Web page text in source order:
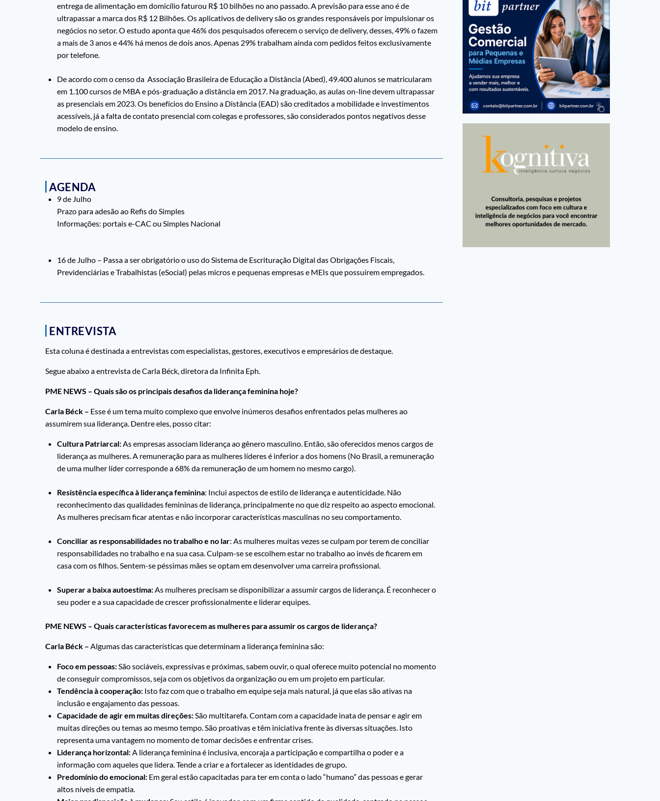
entrega de alimentação em domicílio faturou R$ 10 bilhões no ano passado. A previsão para esse ano é de
ultrapassar a marca dos R$ 12 Bilhões. Os aplicativos de delivery são os grandes responsáveis por impulsionar os
negócios no setor. O estudo aponta que 46% dos pesquisados oferecem o serviço de delivery, desses, 49% o fazem
a mais de 3 anos e 44% há menos de dois anos. Apenas 29% trabalham ainda com pedidos feitos exclusivamente
por telefone.
De acordo com o censo da Associação Brasileira de Educação a Distância (Abed), 49.400 alunos se matricularam
em 1.100 cursos de MBA e pós-graduação a distância em 2017. Na graduação, as aulas on-line devem ultrapassar
as presenciais em 2023. Os benefícios do Ensino a Distância (EAD) são creditados a mobilidade e investimentos
acessíveis, já a falta de contato presencial com colegas e professores, são considerados pontos negativos desse
modelo de ensino.
AGENDA
9 de Julho
Prazo para adesão ao Refis do Simples
Informações: portais e-CAC ou Simples Nacional
16 de Julho – Passa a ser obrigatório o uso do Sistema de Escrituração Digital das Obrigações Fiscais,
Previdenciárias e Trabalhistas (eSocial) pelas micros e pequenas empresas e MEIs que possuírem empregados.
ENTREVISTA
Esta coluna é destinada a entrevistas com especialistas, gestores, executivos e empresários de destaque.
Segue abaixo a entrevista de Carla Béck, diretora da Infinita Eph.
PME NEWS – Quais são os principais desafios da liderança feminina hoje?
Carla Béck – Esse é um tema muito complexo que envolve inúmeros desafios enfrentados pelas mulheres ao
assumirem sua liderança. Dentre eles, posso citar:
Cultura Patriarcal: As empresas associam liderança ao gênero masculino. Então, são oferecidos menos cargos de
liderança as mulheres. A remuneração para as mulheres líderes é inferior a dos homens (No Brasil, a remuneração
de uma mulher líder corresponde a 68% da remuneração de um homem no mesmo cargo).
Resistência específica à liderança feminina: Inclui aspectos de estilo de liderança e autenticidade. Não
reconhecimento das qualidades femininas de liderança, principalmente no que diz respeito ao aspecto emocional.
As mulheres precisam ficar atentas e não incorporar características masculinas no seu comportamento.
Conciliar as responsabilidades no trabalho e no lar: As mulheres muitas vezes se culpam por terem de conciliar
responsabilidades no trabalho e na sua casa. Culpam-se se escolhem estar no trabalho ao invés de ficarem em
casa com os filhos. Sentem-se péssimas mães se optam em desenvolver uma carreira profissional.
Superar a baixa autoestima: As mulheres precisam se disponibilizar a assumir cargos de liderança. É reconhecer o
seu poder e a sua capacidade de crescer profissionalmente e liderar equipes.
PME NEWS – Quais características favorecem as mulheres para assumir os cargos de liderança?
Carla Béck – Algumas das características que determinam a liderança feminina são:
Foco em pessoas: São sociáveis, expressivas e próximas, sabem ouvir, o qual oferece muito potencial no momento
de conseguir compromissos, seja com os objetivos da organização ou em um projeto em particular.
Tendência à cooperação: Isto faz com que o trabalho em equipe seja mais natural, já que elas são ativas na
inclusão e engajamento das pessoas.
Capacidade de agir em muitas direções: São multitarefa. Contam com a capacidade inata de pensar e agir em
muitas direções ou temas ao mesmo tempo. São proativas e têm iniciativa frente às diversas situações. Isto
representa uma vantagem no momento de tomar decisões e enfrentar crises.
Liderança horizontal: A liderança feminina é inclusiva, encoraja a participação e compartilha o poder e a
informação com aqueles que lidera. Tende a criar e a fortalecer as identidades de grupo.
Predomínio do emocional: Em geral estão capacitadas para ter em conta o lado “humano” das pessoas e gerar
altos níveis de empatia.